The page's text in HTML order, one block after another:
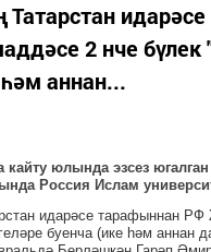
2 нче бүлек
аннан...
кайту юлында эзсез
Россия Ислам
идарәсе тарафыннан
буенча (ике һәм аннан